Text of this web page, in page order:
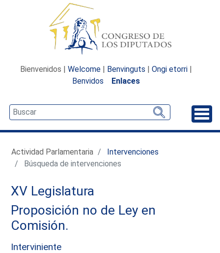
Bienvenidos | Welcome | Benvinguts | Ongi etorri |
Benvidos
Enlaces
Actividad Parlamentaria
Intervenciones
Búsqueda de intervenciones
XV Legislatura
Proposición no de Ley en
Comisión.
Interviniente